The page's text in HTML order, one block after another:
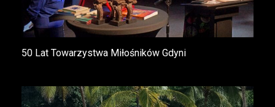
50 Lat Towarzystwa Miłośników Gdyni